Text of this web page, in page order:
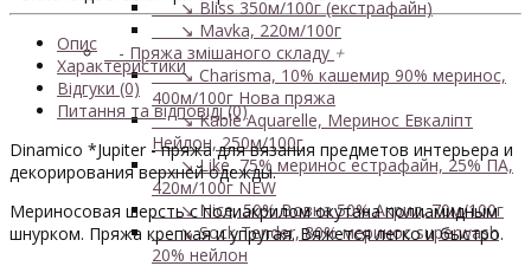
↘ Bliss 350м/100г (екстрафайн)
↘ Mavka, 220м/100г
- Пряжа змішаного складу +
↘ Charisma, 10% кашемир 90% меринос,
400м/100г Нова пряжа
↘ Kable Aquarelle, Меринос Евкаліпт
Нейлон, 250м/100г
↘ Like, 75% меринос естрафайн, 25% ПА,
420м/100г NEW
↘ Nice, 50% Вовна 50% Акрил, 70м/100г
↘ Sock Tender, 80% меринос superwash
20% нейлон
Опис
Характеристики
Відгуки (0)
Питання та відповіді (0)
Dinamico *Jupiter - пряжа для вязания предметов интерьера и
декорирования верхней одежды.
Мериносовая шерсть с полиакрилом окутана полиамидным
шнурком. Пряжа крепкая и упругая. Вяжется легко и быстро.